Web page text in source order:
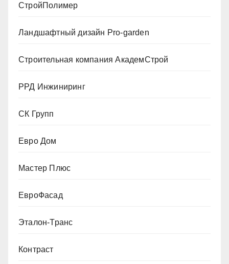
СтройПолимер
Ландшафтный дизайн Pro-garden
Строительная компания АкадемСтрой
РРД Инжиниринг
СК Групп
Евро Дом
Мастер Плюс
ЕвроФасад
Эталон-Транс
Контраст